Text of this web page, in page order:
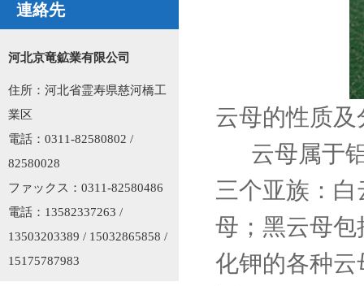
連絡先
河北京竜鉱業有限公司
住所：河北省霊寿県慈河橋工
業区
電話：0311-82580802 /
82580028
ファックス：0311-82580486
電話：13582337263 /
13503203389 / 15032865858 /
15175787983
云母的性质及
云母属于铝
三个亚族：
母；黑云母
化钾的各种